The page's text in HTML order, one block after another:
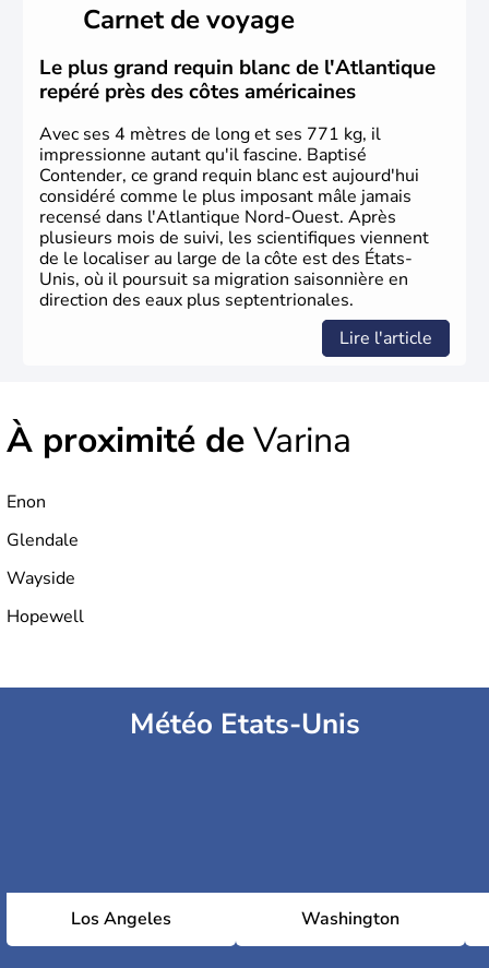
Plusieurs populations se sont succédées avant l'arrivée
des européens, suite à la découverte du continent par
Christophe Colomb en 1492. Les 13 colonies
britanniques proclament la Déclaration d'indépendance
en 1776 et adoptent leur première constitution en 1787.
La conquête de l'Ouest marque ensuite l'entrée dans une
phase de développement intense.
Carnet de voyage
Le plus grand requin blanc de l'Atlantique
repéré près des côtes américaines
Avec ses 4 mètres de long et ses 771 kg, il
impressionne autant qu'il fascine. Baptisé
Contender, ce grand requin blanc est aujourd'hui
considéré comme le plus imposant mâle jamais
recensé dans l'Atlantique Nord-Ouest. Après
plusieurs mois de suivi, les scientifiques viennent
de le localiser au large de la côte est des États-
Unis, où il poursuit sa migration saisonnière en
direction des eaux plus septentrionales.
Lire l'article
À proximité deVarina
Enon
Glendale
Wayside
Hopewell
Météo Etats-Unis
Los Angeles Washington